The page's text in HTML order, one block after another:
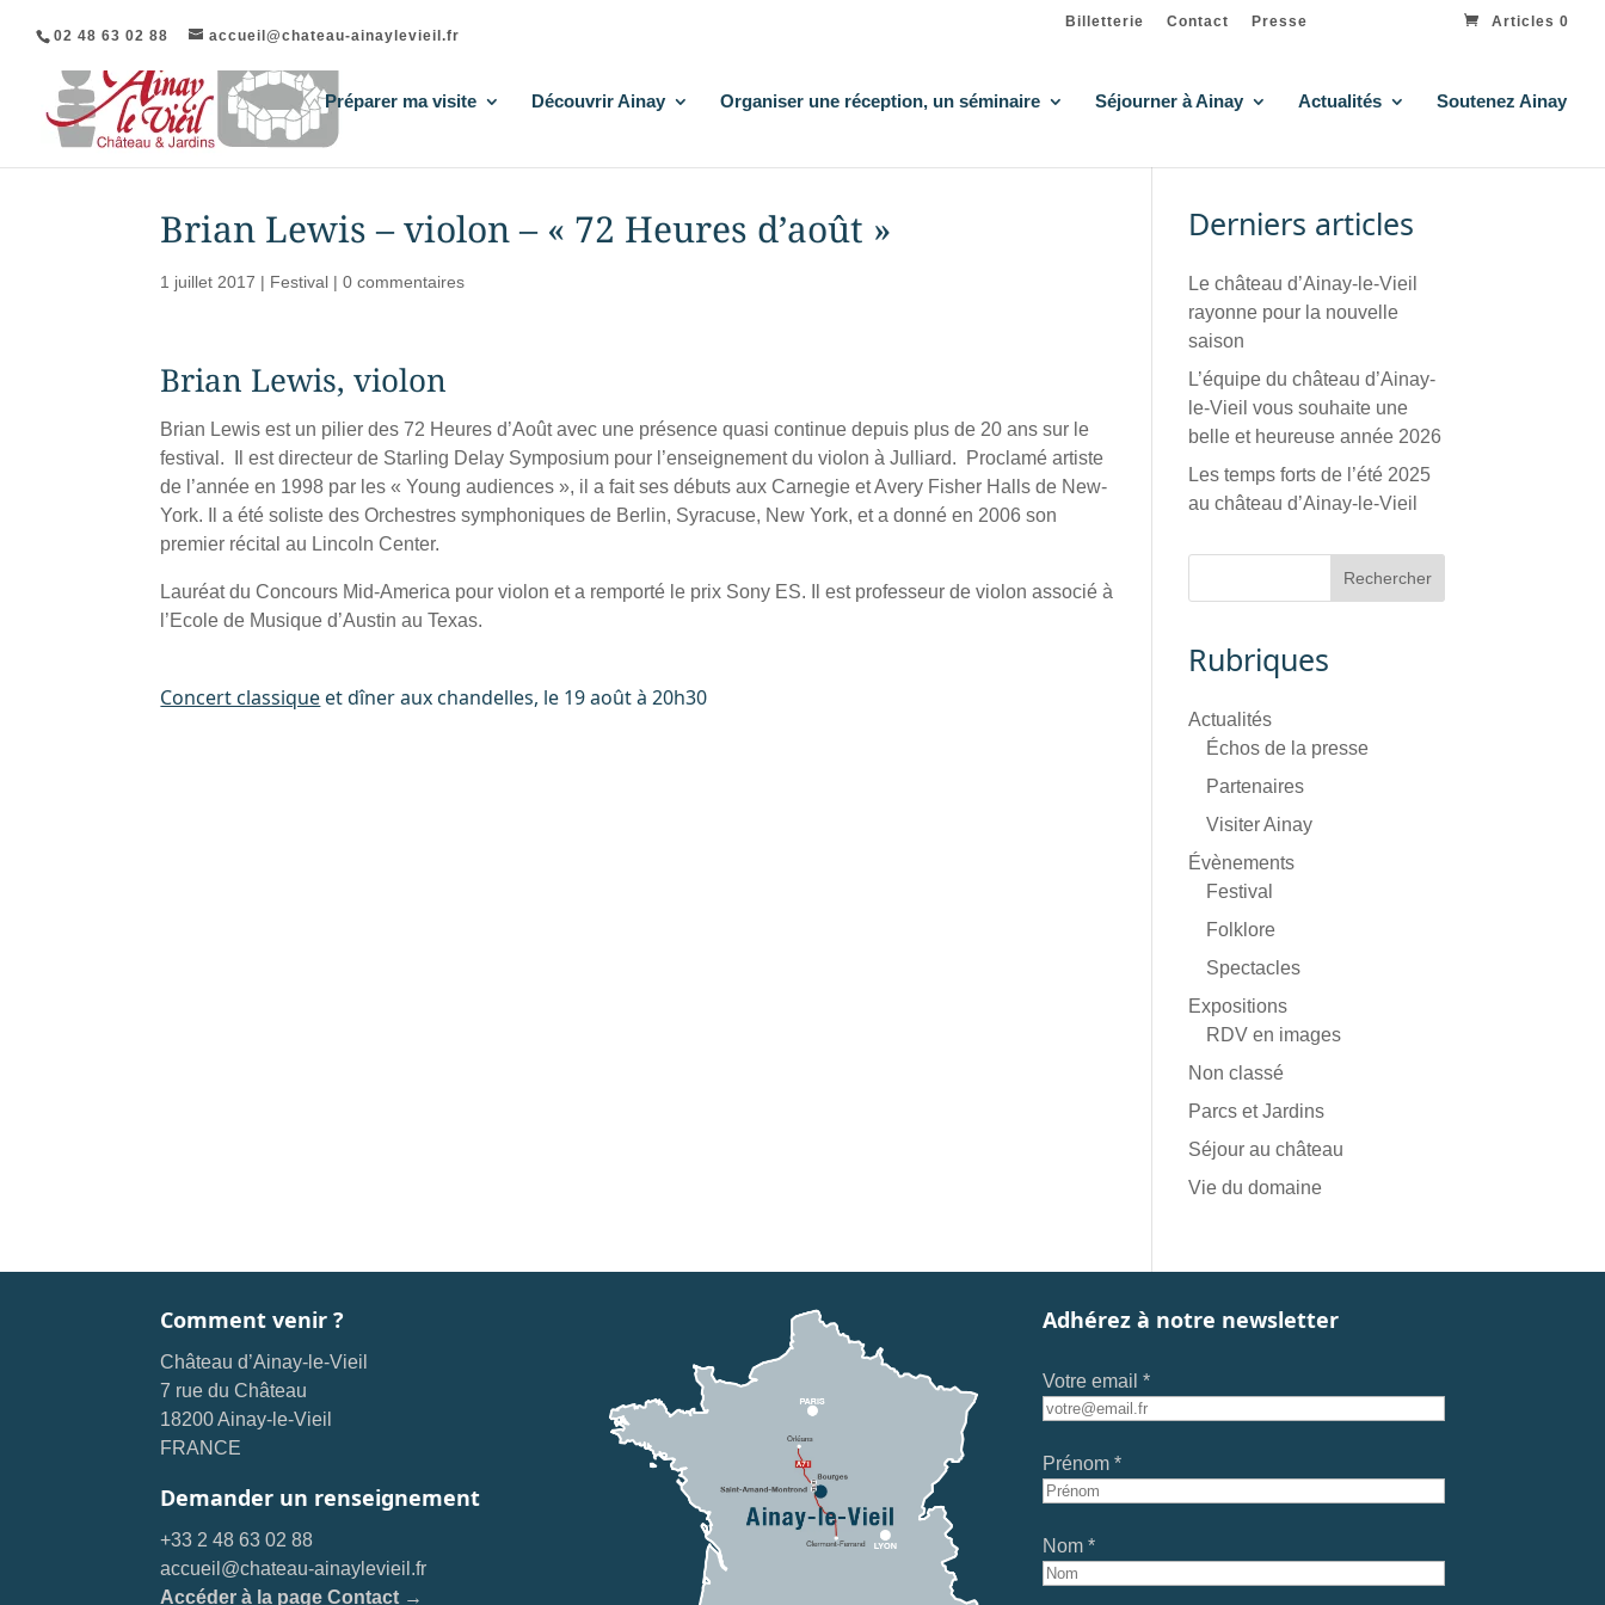
02 48 63 02 88 accueil@chateau-ainaylevieil.fr
Billetterie Contact Presse Articles 0
Préparer ma visite Découvrir Ainay Organiser une réception, un séminaire Séjourner à Ainay Actualités Soutenez Ainay
Brian Lewis – violon – « 72 Heures d’août »
1 juillet 2017 | Festival |0 commentaires
Brian Lewis, violon
Brian Lewis est un pilier des 72 Heures d’Août avec une présence quasi continue depuis plus de 20 ans sur le
festival. Il est directeur de Starling Delay Symposium pour l’enseignement du violon à Julliard. Proclamé artiste
de l’année en 1998 par les « Young audiences », il a fait ses débuts aux Carnegie et Avery Fisher Halls de New-
York. Il a été soliste des Orchestres symphoniques de Berlin, Syracuse, New York, et a donné en 2006 son
premier récital au Lincoln Center.
Lauréat du Concours Mid-America pour violon et a remporté le prix Sony ES. Il est professeur de violon associé à
l’Ecole de Musique d’Austin au Texas.
Concert classiqueet dîner aux chandelles, le 19 août à 20h30
Derniers articles
Le château d’Ainay-le-Vieil
rayonne pour la nouvelle
saison
L’équipe du château d’Ainay-
le-Vieil vous souhaite une
belle et heureuse année 2026
Les temps forts de l’été 2025
au château d’Ainay-le-Vieil
Rubriques
Actualités
Échos de la presse
Partenaires
Visiter Ainay
Évènements
Festival
Folklore
Spectacles
Expositions
RDV en images
Non classé
Parcs et Jardins
Séjour au château
Vie du domaine
Comment venir ?
Château d’Ainay-le-Vieil
7 rue du Château
18200 Ainay-le-Vieil
FRANCE
Demander un renseignement
+33 2 48 63 02 88
accueil@chateau-ainaylevieil.fr
Accéder à la page Contact →
Adhérez à notre newsletter
Votre email *
Prénom *
Nom *